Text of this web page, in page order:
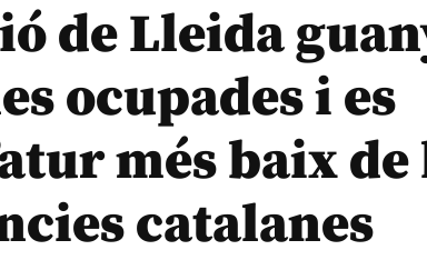
de Lleida
ocupades i es
més baix de
catalanes